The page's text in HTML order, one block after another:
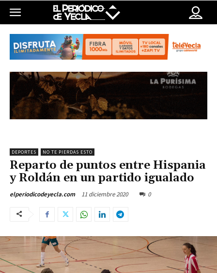
DEPORTES NO TE PIERDAS ESTO
Reparto de puntos entre Hispania
y Roldán en un partido igualado
elperiodicodeyecla.com 11 diciembre 2020 0